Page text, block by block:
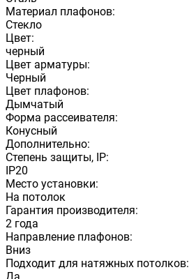
Материал плафонов:
Стекло
Цвет:
черный
Цвет арматуры:
Черный
Цвет плафонов:
Дымчатый
Форма рассеивателя:
Конусный
Дополнительно:
Степень защиты, IP:
IP20
Место установки:
На потолок
Гарантия производителя:
2 года
Направление плафонов:
Вниз
Подходит для натяжных потолков: